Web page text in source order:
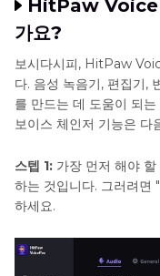
HitPaw
가요?
보시다시피, HitPaw
다. 음성 녹음기, 편집기,
를 만드는 데 도움이 되
보이스 체인저 기능은 다
스텝 1: 가장 먼저 해야
하는 것입니다. 그러려면
하세요.